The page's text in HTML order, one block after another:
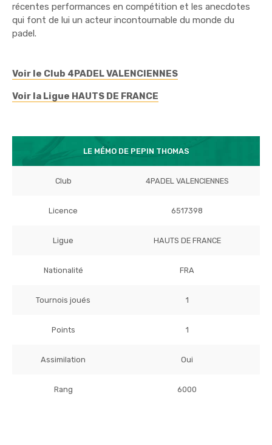
récentes performances en compétition et les anecdotes
qui font de lui un acteur incontournable du monde du
padel.
Voir le Club 4PADEL VALENCIENNES
Voir la Ligue HAUTS DE FRANCE
LE MÉMO DE PEPIN THOMAS
Club 4PADEL VALENCIENNES
Licence 6517398
Ligue HAUTS DE FRANCE
Nationalité FRA
Tournois joués 1
Points 1
Assimilation Oui
Rang 6000